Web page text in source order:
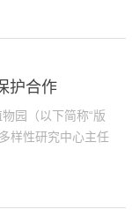
护合作
园（以下简称“版
样性研究中心主任